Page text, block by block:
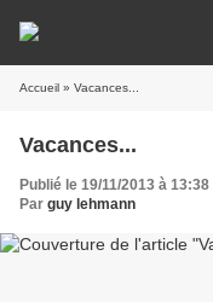
Accueil » Vacances...
Vacances...
Publié le 19/11/2013 à 13:38
Par guy lehmann